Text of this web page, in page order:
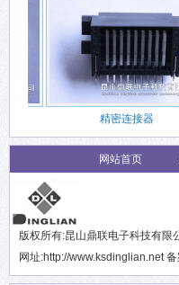
精密连接器
网站首页
版权所有:昆山鼎联电子科技有
网址:http://www.ksdinglian.net